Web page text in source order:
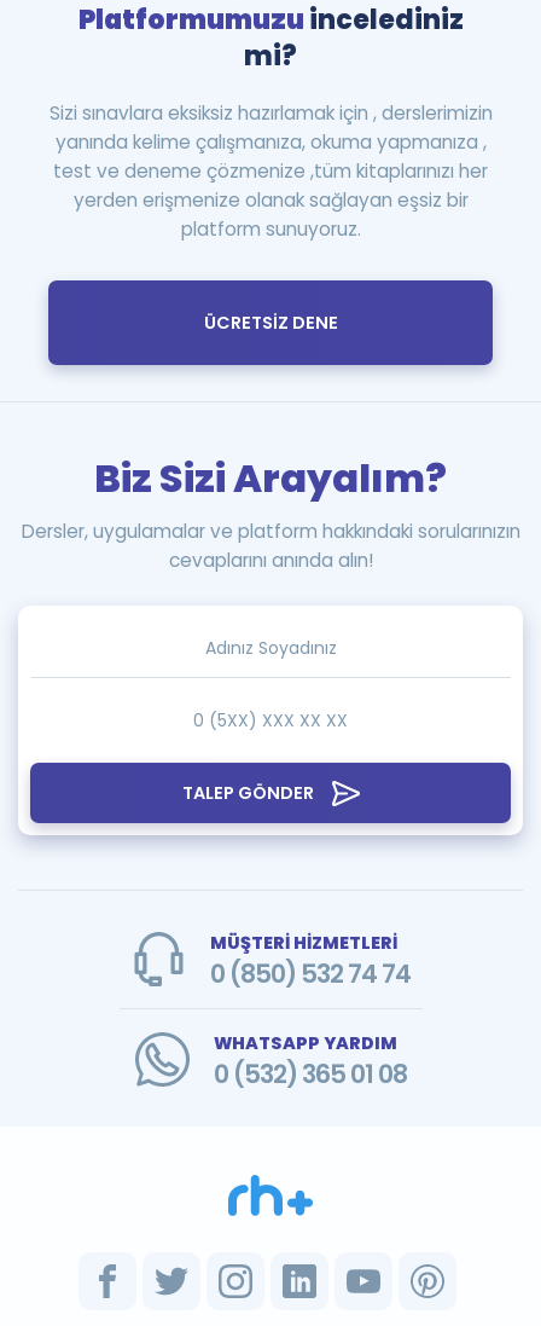
Platformumuzuincelediniz
mi?
Sizi sınavlara eksiksiz hazırlamak için , derslerimizin
yanında kelime çalışmanıza, okuma yapmanıza ,
test ve deneme çözmenize ,tüm kitaplarınızı her
yerden erişmenize olanak sağlayan eşsiz bir
platform sunuyoruz.
ÜCRETSİZ DENE
TALEP GÖNDER
Biz Sizi Arayalım?
Dersler, uygulamalar ve platform hakkındaki sorularınızın
cevaplarını anında alın!
MÜŞTERİ HİZMETLERİ
0 (850) 532 74 74
WHATSAPP YARDIM
0 (532) 365 01 08